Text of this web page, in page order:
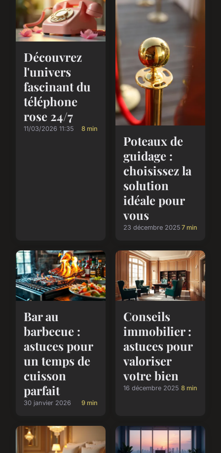
Découvrez
l'univers
fascinant du
téléphone
rose 24/7
11/03/2026 11:35 8 min
Poteaux de
guidage :
choisissez la
solution
idéale pour
vous
23 décembre 2025 7 min
Bar au
barbecue :
astuces pour
un temps de
cuisson
parfait
30 janvier 2026 9 min
Conseils
immobilier :
astuces pour
valoriser
votre bien
16 décembre 2025 8 min